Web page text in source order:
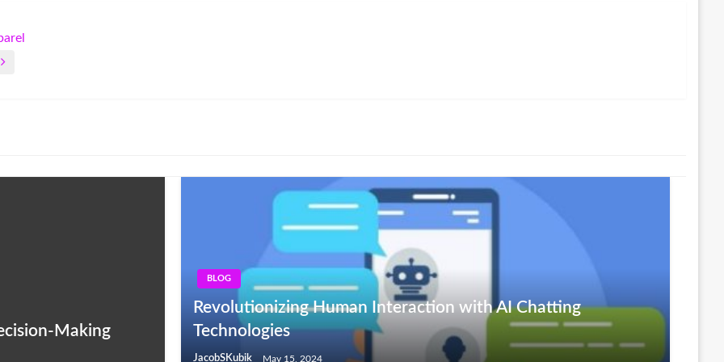
Making
BLOG
Revolutionizing Human Interaction with AI Chatting
Technologies
JacobSKubik May 15, 2024